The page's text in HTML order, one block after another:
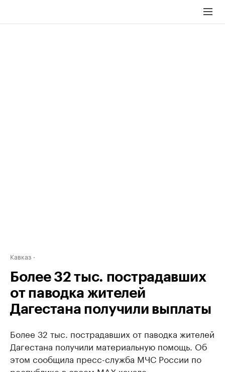
Кавказ
Более 32 тыс. пострадавших
от паводка жителей
Дагестана получили выплаты
Более 32 тыс. пострадавших от паводка жителей
Дагестана получили материальную помощь. Об
этом сообщила пресс-служба МЧС России по